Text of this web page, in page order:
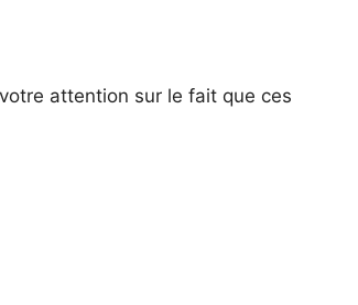
attention sur le fait que ces